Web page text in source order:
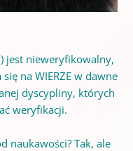
jest nieweryfikowalny,
na WIERZE w dawne
dyscypliny, których
weryfikacji.
naukawości? Tak, ale